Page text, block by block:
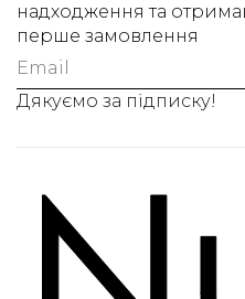
надходження та
перше замовлення
Дякуємо за підписку!